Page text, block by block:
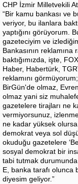
CHP İzmir Milletvekili
“Bir kamu bankası ve
veriyor, bu ilanlara
yaptığını görüyorum.
gazeteciyim ve
Bankasının
baktığımızda, işte,
Haber, Habertürk,
reklamını
BirGün'de olmaz,
olmaz yani siz
gazetelere tirajları ne
vermiyorsunuz,
ne kadar yüksek
demokrat veya sol
okuduğu gazetelere
sosyal demokrat bir
tabi tutmak durumunda
E, banka tarafı olunca
diyesim geliyor.”